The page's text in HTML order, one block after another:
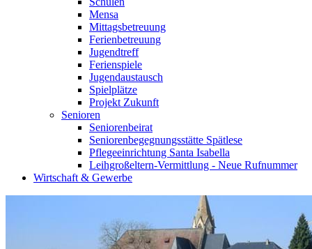
Mensa
Mittagsbetreuung
Ferienbetreuung
Jugendtreff
Ferienspiele
Jugendaustausch
Spielplätze
Projekt Zukunft
Senioren
Seniorenbeirat
Seniorenbegegnungsstätte Spätlese
Pflegeeinrichtung Santa Isabella
Leihgroßeltern-Vermittlung - Neue Rufnummer
Wirtschaft & Gewerbe